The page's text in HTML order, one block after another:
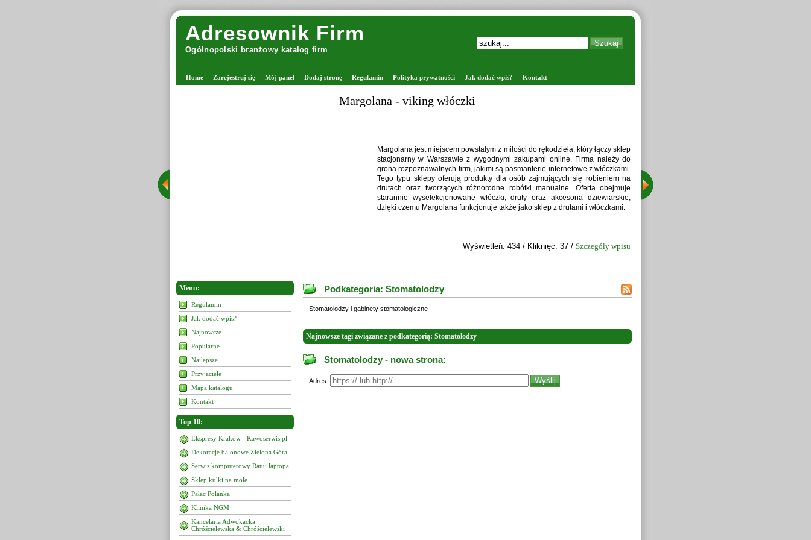
Adresownik Firm
Ogólnopolski branżowy katalog firm
Home Zarejestruj się Mój panel Dodaj stronę Regulamin Polityka prywatności Jak dodać wpis? Kontakt
Margolana - viking włóczki
Margolana jest miejscem powstałym z miłości do rękodzieła, który łączy sklep
stacjonarny w Warszawie z wygodnymi zakupami online. Firma należy do
grona rozpoznawalnych firm, jakimi są pasmanterie internetowe z włóczkami.
Tego typu sklepy oferują produkty dla osób zajmujących się robieniem na
drutach oraz tworzących różnorodne robótki manualne. Oferta obejmuje
starannie wyselekcjonowane włóczki, druty oraz akcesoria dziewiarskie,
dzięki czemu Margolana funkcjonuje także jako sklep z drutami i włóczkami.
Wyświetleń: 434 / Kliknięć: 37 / Szczegóły wpisu
Menu:
Regulamin
Jak dodać wpis?
Najnowsze
Popularne
Najlepsze
Przyjaciele
Mapa katalogu
Kontakt
Top 10:
Ekspresy Kraków - Kawoserwis.pl
Dekoracje balonowe Zielona Góra
Serwis komputerowy Ratuj laptopa
Sklep kulki na mole
Pałac Polanka
Klinika NGM
Kancelaria Adwokacka
Chróścielewska & Chróścielewski
Podkategoria: Stomatolodzy
Stomatolodzy i gabinety stomatologiczne
Najnowsze tagi związane z podkategorią: Stomatolodzy
Stomatolodzy - nowa strona:
Adres: